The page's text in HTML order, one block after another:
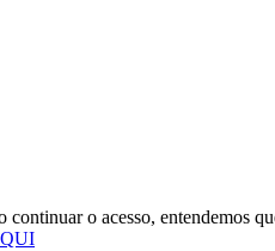
o acesso, entendemos